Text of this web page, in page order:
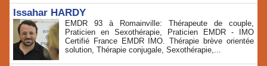
Issahar HARDY
EMDR 93 à Romainville: Thérapeute de couple,
Praticien en Sexothérapie, Praticien EMDR - IMO
Certifié France EMDR IMO. Thérapie brève orientée
solution, Thérapie conjugale, Sexothérapie,...